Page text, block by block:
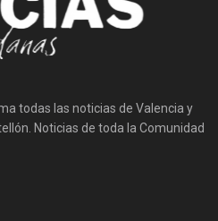
todas las noticias de Valencia y
Noticias de toda la Comunidad